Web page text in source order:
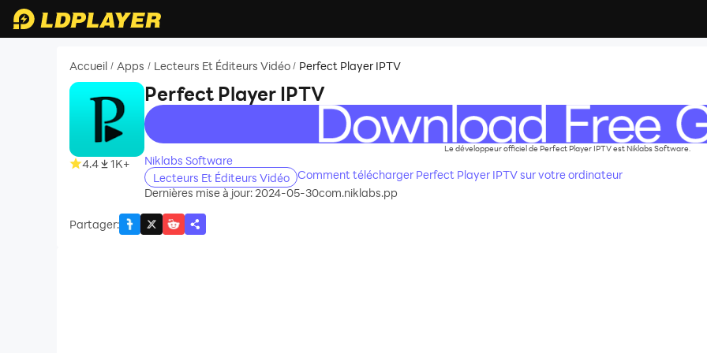
Accueil / Apps / Lecteurs Et Éditeurs Vidéo / Perfect Player IPTV
4.4 1K+
Perfect Player IPTV
recommend
Le développeur officiel de Perfect Player IPTV est Niklabs Software.
Niklabs Software
Lecteurs Et Éditeurs Vidéo
Comment télécharger Perfect Player IPTV sur votre ordinateur
Dernières mise à jour: 2024-05-30com.niklabs.pp
Partager: